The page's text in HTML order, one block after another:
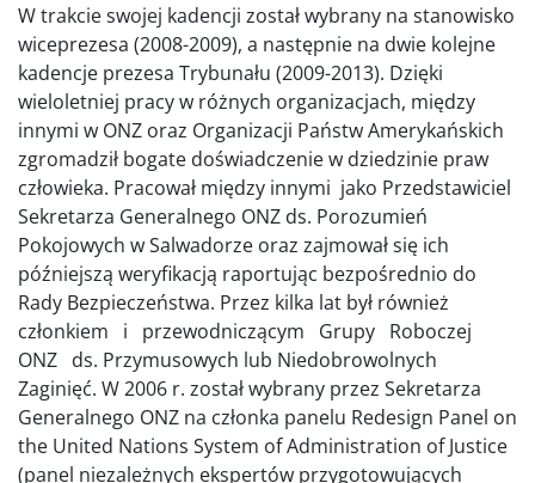
W trakcie swojej kadencji został wybrany na stanowisko
wiceprezesa (2008-2009), a następnie na dwie kolejne
kadencje prezesa Trybunału (2009-2013). Dzięki
wieloletniej pracy w różnych organizacjach, między
innymi w ONZ oraz Organizacji Państw Amerykańskich
zgromadził bogate doświadczenie w dziedzinie praw
człowieka. Pracował między innymi jako Przedstawiciel
Sekretarza Generalnego ONZ ds. Porozumień
Pokojowych w Salwadorze oraz zajmował się ich
późniejszą weryfikacją raportując bezpośrednio do
Rady Bezpieczeństwa. Przez kilka lat był również
członkiem i przewodniczącym Grupy Roboczej
ONZ ds. Przymusowych lub Niedobrowolnych
Zaginięć. W 2006 r. został wybrany przez Sekretarza
Generalnego ONZ na członka panelu Redesign Panel on
the United Nations System of Administration of Justice
(panel niezależnych ekspertów przygotowujących